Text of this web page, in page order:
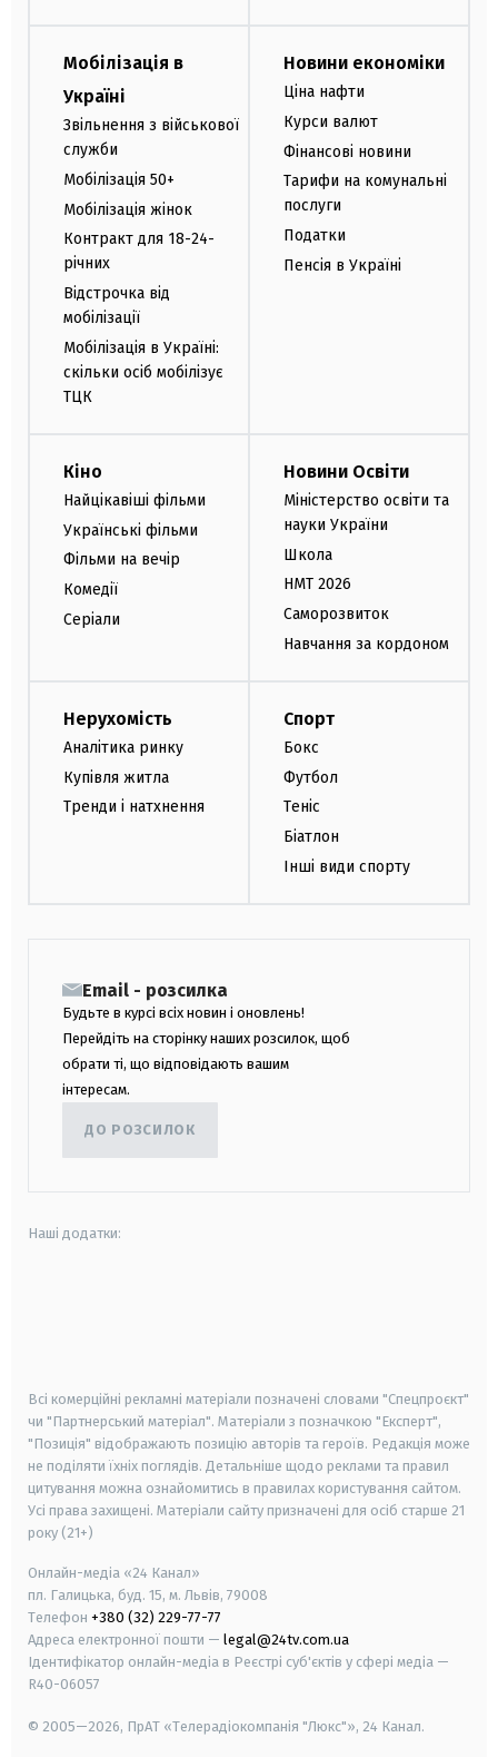
Мобілізація в
Україні
Звільнення з військової
служби
Мобілізація 50+
Мобілізація жінок
Контракт для 18-24-
річних
Відстрочка від
мобілізації
Мобілізація в Україні:
скільки осіб мобілізує
ТЦК
Новини економіки
Ціна нафти
Курси валют
Фінансові новини
Тарифи на комунальні
послуги
Податки
Пенсія в Україні
Кіно
Найцікавіші фільми
Українські фільми
Фільми на вечір
Комедії
Серіали
Новини Освіти
Міністерство освіти та
науки України
Школа
НМТ 2026
Саморозвиток
Навчання за кордоном
Нерухомість
Аналітика ринку
Купівля житла
Тренди і натхнення
Спорт
Бокс
Футбол
Теніс
Біатлон
Інші види спорту
Email - розсилка
Будьте в курсі всіх новин і оновлень!
Перейдіть на сторінку наших розсилок, щоб
обрати ті, що відповідають вашим
інтересам.
ДО РОЗСИЛОК
Наші додатки:
Всі комерційні рекламні матеріали позначені словами "Спецпроєкт"
чи "Партнерський матеріал". Матеріали з позначкою "Експерт",
"Позиція" відображають позицію авторів та героїв. Редакція може
не поділяти їхніх поглядів. Детальніше щодо реклами та правил
цитування можна ознайомитись в правилах користування сайтом.
Усі права захищені. Матеріали сайту призначені для осіб старше 21
року (21+)
Онлайн-медіа «24 Канал»
пл. Галицька, буд. 15, м. Львів, 79008
Телефон +380 (32) 229-77-77
Адреса електронної пошти — legal@24tv.com.ua
Ідентифікатор онлайн-медіа в Реєстрі суб'єктів у сфері медіа —
R40-06057
© 2005—2026, ПрАТ «Телерадіокомпанія "Люкс"», 24 Канал.